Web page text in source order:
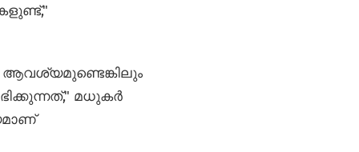
ആവശ്യമുണ്ടെങ്കിലും
മധുകർ